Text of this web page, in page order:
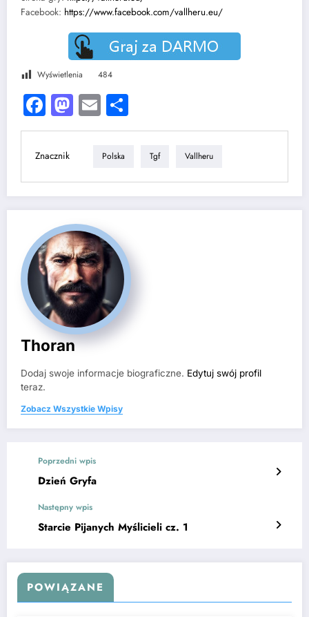
Facebook: https://www.facebook.com/vallheru.eu/
Wyświetlenia 484
Facebook
Mastodon
Email
Znacznik Polska Tgf Vallheru
Thoran
Dodaj swoje informacje biograficzne. Edytuj swój profil
teraz.
Zobacz Wszystkie Wpisy
Poprzedni wpis
Dzień Gryfa
Następny wpis
Starcie Pijanych Myślicieli cz. 1
POWIĄZANE